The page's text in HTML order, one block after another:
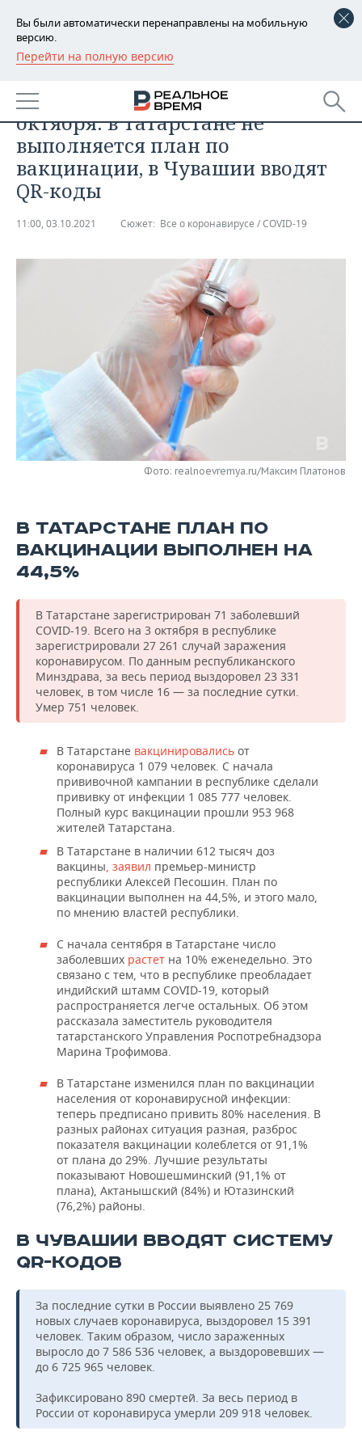
Вы были автоматически перенаправлены на мобильную
версию.
Перейти на полную версию
РЕГИОНЫ
БАШКОРТОСТАН
ТАТАРСТАН
УДМУРТИЯ
НОВОСТИ
АНАЛИТИКА
НОВОСТИ АНАЛИТИКИ
ДЕКЛАРАЦИИ О ДОХОДАХ
ЭКОНОМИКА
НОВОСТИ ЭКОНОМИКИ
ИНВЕСТИЦИИ
ПРОМЫШЛЕННОСТЬ
ПРОМЫШЛЕННОСТИ
НЕФТЕХИМИЯ
НЕФТЬ
ОПК
НОВОСТИ НЕДВИЖИМОСТИ
НОВОСТИ БИЗНЕСА
РОЗНИЧНАЯ ТОРГОВЛЯ
ТРАНСПОРТ
ТЕХНОЛОГИИ
НОВОСТИ ТЕХНОЛОГИЙ
IT
МЕРОПРИЯТИЯ
НОВОСТИ МЕРОПРИЯТИЙ
ВЫЕЗДНАЯ РЕДАКЦИЯ
ONLINE-КОНФЕРЕНЦИИ
ОТКРЫТАЯ ЛЕКЦИЯ
СПОРТ
ХОККЕЙ
БАСКЕТБОЛ
ВОЛЕЙБОЛ
КИБЕРСПОРТ
ФИГУРНОЕ КАТАНИЕ
ВОДНЫЕ ВИДЫ СПОРТА
ХОККЕЙ С МЯЧОМ
ВЛАСТЬ
ИНФРАСТРУКТУРА
ИСТОРИЯ
КУЛЬТУРА
МЕДИЦИНА
ОБРАЗОВАНИЕ
ПРОИСШЕСТВИЯ
СЮЖЕТЫ
СПРАВОЧНИК
СПИСОК ПЕРСОН
СПИСОК КОМПАНИЙ
ПОЛНАЯ ВЕРСИЯ
Главное о коронавирусе на 3
октября: в Татарстане не
выполняется план по
вакцинации, в Чувашии вводят
QR-коды
11:00, 03.10.2021 Сюжет: Все о коронавирусе / COVID-19
Фото: realnoevremya.ru/Максим Платонов
В ТАТАРСТАНЕ ПЛАН ПО
ВАКЦИНАЦИИ ВЫПОЛНЕН НА
44,5%
В Татарстане зарегистрирован 71 заболевший
COVID-19. Всего на 3 октября в республике
зарегистрировали 27 261 случай заражения
коронавирусом. По данным республиканского
Минздрава, за весь период выздоровел 23 331
человек, в том числе 16 — за последние сутки.
Умер 751 человек.
В Татарстане вакцинировались от
коронавируса 1 079 человек. С начала
прививочной кампании в республике сделали
прививку от инфекции 1 085 777 человек.
Полный курс вакцинации прошли 953 968
жителей Татарстана.
В Татарстане в наличии 612 тысяч доз
вакцины, заявил премьер-министр
республики Алексей Песошин. План по
вакцинации выполнен на 44,5%, и этого мало,
по мнению властей республики.
С начала сентября в Татарстане число
заболевших растет на 10% еженедельно. Это
связано с тем, что в республике преобладает
индийский штамм COVID-19, который
распространяется легче остальных. Об этом
рассказала заместитель руководителя
татарстанского Управления Роспотребнадзора
Марина Трофимова.
В Татарстане изменился план по вакцинации
населения от коронавирусной инфекции:
теперь предписано привить 80% населения. В
разных районах ситуация разная, разброс
показателя вакцинации колеблется от 91,1%
от плана до 29%. Лучшие результаты
показывают Новошешминский (91,1% от
плана), Актанышский (84%) и Ютазинский
(76,2%) районы.
В ЧУВАШИИ ВВОДЯТ СИСТЕМУ
QR-КОДОВ
За последние сутки в России выявлено 25 769
новых случаев коронавируса, выздоровел 15 391
человек. Таким образом, число зараженных
выросло до 7 586 536 человек, а выздоровевших —
до 6 725 965 человек.
Зафиксировано 890 смертей. За весь период в
России от коронавируса умерли 209 918 человек.